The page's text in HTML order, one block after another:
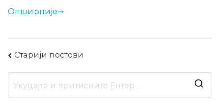
Опширније
Навигација
постова
Старији постови